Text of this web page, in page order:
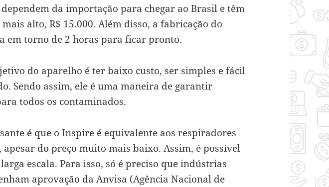
da importação para chegar ao Brasil e têm
alto, R$ 15.000. Além disso, a fabricação do
em torno de 2 horas para ficar pronto.
do aparelho é ter baixo custo, ser simples e fácil
Sendo assim, ele é uma maneira de garantir
todos os contaminados.
é que o Inspire é equivalente aos respiradores
apesar do preço muito mais baixo. Assim, é possível
escala. Para isso, só é preciso que indústrias
aprovação da Anvisa (Agência Nacional de